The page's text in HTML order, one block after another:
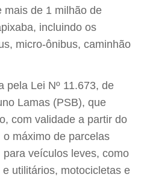
mais de 1 milhão de
incluindo os
micro-ônibus, caminhão
pela Lei Nº 11.673, de
Lamas (PSB), que
com validade a partir do
máximo de parcelas
veículos leves, como
utilitários, motocicletas e